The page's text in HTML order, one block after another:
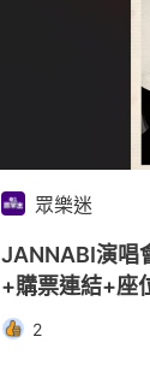
眾樂迷
JANNABI演唱
+購票連結+座
2